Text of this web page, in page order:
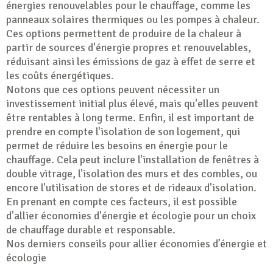
énergies renouvelables pour le chauffage, comme les
panneaux solaires thermiques ou les pompes à chaleur.
Ces options permettent de produire de la chaleur à
partir de sources d'énergie propres et renouvelables,
réduisant ainsi les émissions de gaz à effet de serre et
les coûts énergétiques.
Notons que ces options peuvent nécessiter un
investissement initial plus élevé, mais qu'elles peuvent
être rentables à long terme. Enfin, il est important de
prendre en compte l'isolation de son logement, qui
permet de réduire les besoins en énergie pour le
chauffage. Cela peut inclure l'installation de fenêtres à
double vitrage, l'isolation des murs et des combles, ou
encore l'utilisation de stores et de rideaux d'isolation.
En prenant en compte ces facteurs, il est possible
d'allier économies d'énergie et écologie pour un choix
de chauffage durable et responsable.
Nos derniers conseils pour allier économies d’énergie et
écologie